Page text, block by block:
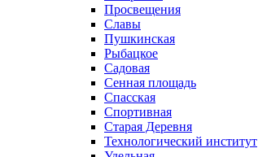
Просвещения
Славы
Пушкинская
Рыбацкое
Садовая
Сенная площадь
Спасская
Спортивная
Старая Деревня
Технологический институт